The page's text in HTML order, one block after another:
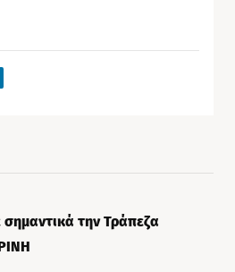
την Τράπεζα